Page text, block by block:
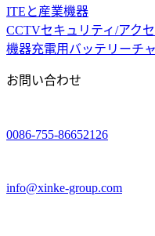
ITEと産業機器
CCTVセキュリティ/アク
機器充電用バッテリーチ
お問い合わせ
0086-755-86652126
info@xinke-group.com